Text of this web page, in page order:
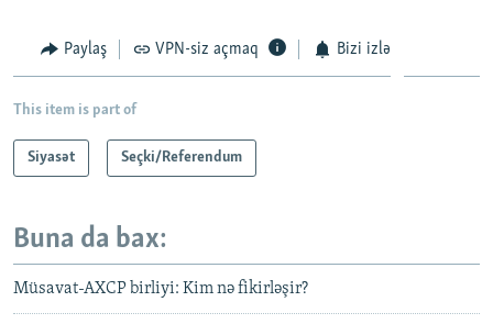
Paylaş VPN-siz açmaq Bizi izlə
This item is part of
Siyasət Seçki/Referendum
Buna da bax:
Müsavat-AXCP birliyi: Kim nə fikirləşir?